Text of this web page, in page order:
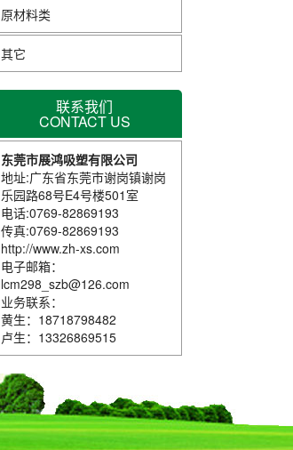
原材料类
其它
联系我们
CONTACT US
东莞市展鸿吸塑有限公司
地址:广东省东莞市谢岗镇谢岗
乐园路68号E4号楼501室
电话:0769-82869193
传真:0769-82869193
http://www.zh-xs.com
电子邮箱：
lcm298_szb@126.com
业务联系：
黄生：18718798482
卢生：13326869515